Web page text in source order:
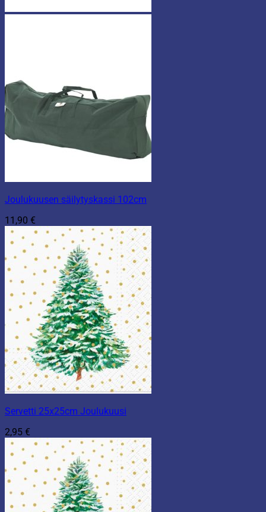
Joulukuusen säilytyskassi 102cm
11,90 €
Servetti 25x25cm Joulukuusi
2,95 €